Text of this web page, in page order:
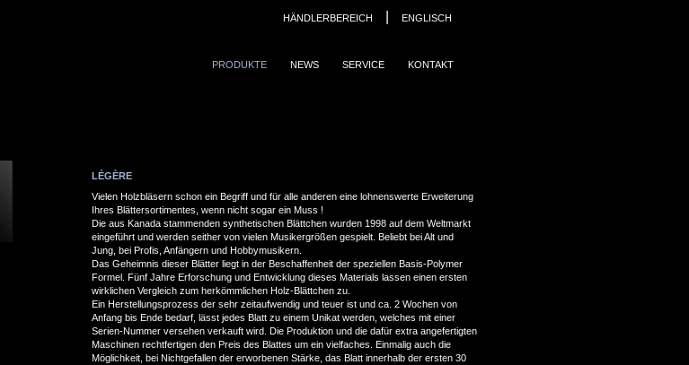
PRODUKTE NEWS SERVICE KONTAKT
HÄNDLERBEREICH ENGLISCH
LÉGÈRE
Vielen Holzbläsern schon ein Begriff und für alle anderen eine lohnenswerte Erweiterung
Ihres Blättersortimentes, wenn nicht sogar ein Muss !
Die aus Kanada stammenden synthetischen Blättchen wurden 1998 auf dem Weltmarkt
eingeführt und werden seither von vielen Musikergrößen gespielt. Beliebt bei Alt und
Jung, bei Profis, Anfängern und Hobbymusikern.
Das Geheimnis dieser Blätter liegt in der Beschaffenheit der speziellen Basis-Polymer
Formel. Fünf Jahre Erforschung und Entwicklung dieses Materials lassen einen ersten
wirklichen Vergleich zum herkömmlichen Holz-Blättchen zu.
Ein Herstellungsprozess der sehr zeitaufwendig und teuer ist und ca. 2 Wochen von
Anfang bis Ende bedarf, lässt jedes Blatt zu einem Unikat werden, welches mit einer
Serien-Nummer versehen verkauft wird. Die Produktion und die dafür extra angefertigten
Maschinen rechtfertigen den Preis des Blattes um ein vielfaches. Einmalig auch die
Möglichkeit, bei Nichtgefallen der erworbenen Stärke, das Blatt innerhalb der ersten 30